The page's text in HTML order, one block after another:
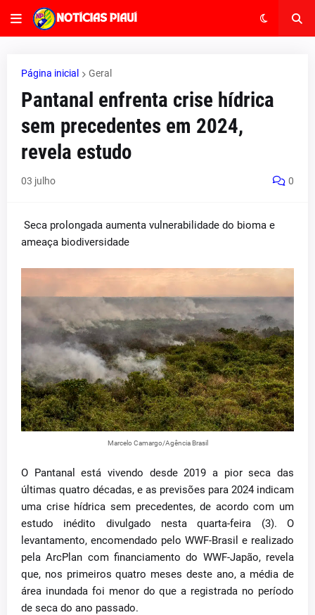
Página inicial Geral
Pantanal enfrenta crise hídrica
sem precedentes em 2024,
revela estudo
03 julho 0
Seca prolongada aumenta vulnerabilidade do bioma e
ameaça biodiversidade
Marcelo Camargo/Agência Brasil
O Pantanal está vivendo desde 2019 a pior seca das
últimas quatro décadas, e as previsões para 2024 indicam
uma crise hídrica sem precedentes, de acordo com um
estudo inédito divulgado nesta quarta-feira (3). O
levantamento, encomendado pelo WWF-Brasil e realizado
pela ArcPlan com financiamento do WWF-Japão, revela
que, nos primeiros quatro meses deste ano, a média de
área inundada foi menor do que a registrada no período
de seca do ano passado.